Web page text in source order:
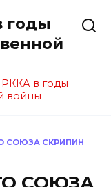
годы
РККА в годы
войны
СОЮЗА СКРИПИН